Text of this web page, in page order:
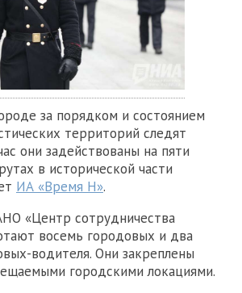
за порядком и состоянием
территорий следят
они задействованы на пяти
в исторической части
ИА «Время Н».
«Центр сотрудничества
восемь городовых и два
водителя. Они закреплены
городскими локациями.